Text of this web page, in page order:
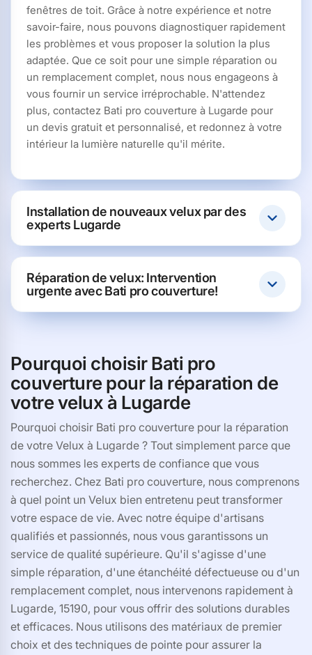
fenêtres de toit. Grâce à notre expérience et notre
savoir-faire, nous pouvons diagnostiquer rapidement
les problèmes et vous proposer la solution la plus
adaptée. Que ce soit pour une simple réparation ou
un remplacement complet, nous nous engageons à
vous fournir un service irréprochable. N'attendez
plus, contactez Bati pro couverture à Lugarde pour
un devis gratuit et personnalisé, et redonnez à votre
intérieur la lumière naturelle qu'il mérite.
Installation de nouveaux velux par des
experts Lugarde
Réparation de velux: Intervention
urgente avec Bati pro couverture!
Pourquoi choisir Bati pro
couverture pour la réparation de
votre velux à Lugarde
Pourquoi choisir Bati pro couverture pour la réparation
de votre Velux à Lugarde ? Tout simplement parce que
nous sommes les experts de confiance que vous
recherchez. Chez Bati pro couverture, nous comprenons
à quel point un Velux bien entretenu peut transformer
votre espace de vie. Avec notre équipe d'artisans
qualifiés et passionnés, nous vous garantissons un
service de qualité supérieure. Qu'il s'agisse d'une
simple réparation, d'une étanchéité défectueuse ou d'un
remplacement complet, nous intervenons rapidement à
Lugarde, 15190, pour vous offrir des solutions durables
et efficaces. Nous utilisons des matériaux de premier
choix et des techniques de pointe pour assurer la